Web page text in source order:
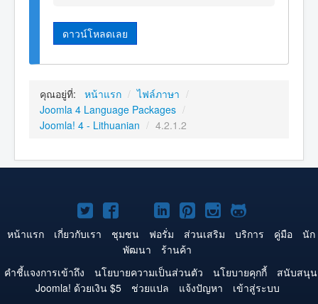
ดาวน์โหลดเลย
คุณอยู่ที่: หน้าแรก / ไฟล์ภาษา /
Joomla 4 Language Packages /
Joomla! 4 - Lithuanian / 4.2.1.2
Joomla!
บน
Twitter
Joomla!
บน
Facebook
Joomla!
บน
YouTube
Joomla!
บน
LinkedIn
Joomla!
บน
Pinterest
Joomla!
บน
Joomla!
บน
หน้าแรก เกี่ยวกับเรา ชุมชน ฟอรั่ม ส่วนเสริม บริการ คู่มือ
นัก
พัฒนา
ร้านค้า
คำชี้แจงการเข้าถึง
นโยบายความเป็นส่วนตัว นโยบายคุกกี้
สนับสนุน
Joomla! ด้วยเงิน $5
ช่วยแปล แจ้งปัญหา
เข้าสู่ระบบ